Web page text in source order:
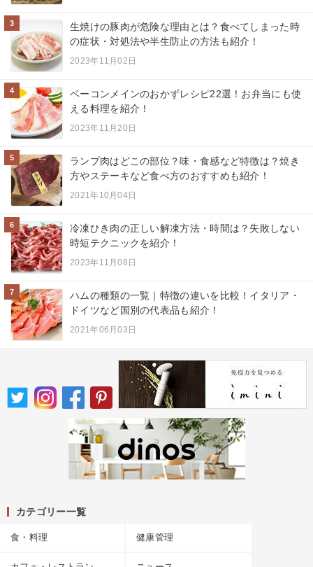
3
生焼けの豚肉が危険な理由とは？食べてしまった時
の症状・対処法や半生防止の方法も紹介！
2023年11月02日
4
ベーコンメインのおかずレシピ22選！お弁当にも使
える料理を紹介！
2023年11月20日
5
ランプ肉はどこの部位？味・食感など特徴は？焼き
方やステーキなど食べ方のおすすめも紹介！
2021年10月04日
6
冷凍ひき肉の正しい解凍方法・時間は？失敗しない
時短テクニックを紹介！
2023年11月08日
7
ハムの種類の一覧｜特徴の違いを比較！イタリア・
ドイツなど国別の代表品も紹介！
2021年06月03日
カテゴリー一覧
食・料理 健康管理